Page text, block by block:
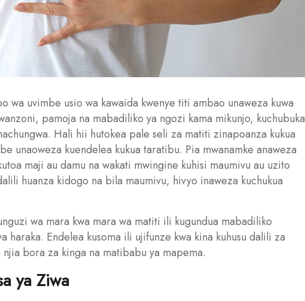
wa uvimbe usio wa kawaida kwenye titi ambao unaweza kuwa
pamoja na mabadiliko ya ngozi kama mikunjo, kuchubuka
Hali hii hutokea pale seli za matiti zinapoanza kukua
unaoweza kuendelea kukua taratibu. Pia mwanamke anaweza
maji au damu na wakati mwingine kuhisi maumivu au uzito
huanza kidogo na bila maumivu, hivyo inaweza kuchukua
wa mara kwa mara wa matiti ili kugundua mabadiliko
haraka. Endelea kusoma ili ujifunze kwa kina kuhusu dalili za
bora za kinga na matibabu ya mapema.
ya Ziwa